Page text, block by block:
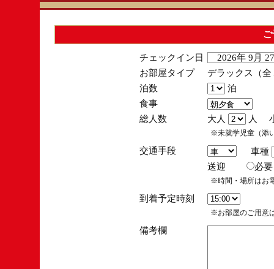
チェックイン日
2026年 9月
お部屋タイプ
デラックス（
泊数
泊
食事
総人数
大人 人
※未就学児童（添
交通手段
車種
送迎
※時間・場所はお
到着予定時刻
※お部屋のご用意
備考欄